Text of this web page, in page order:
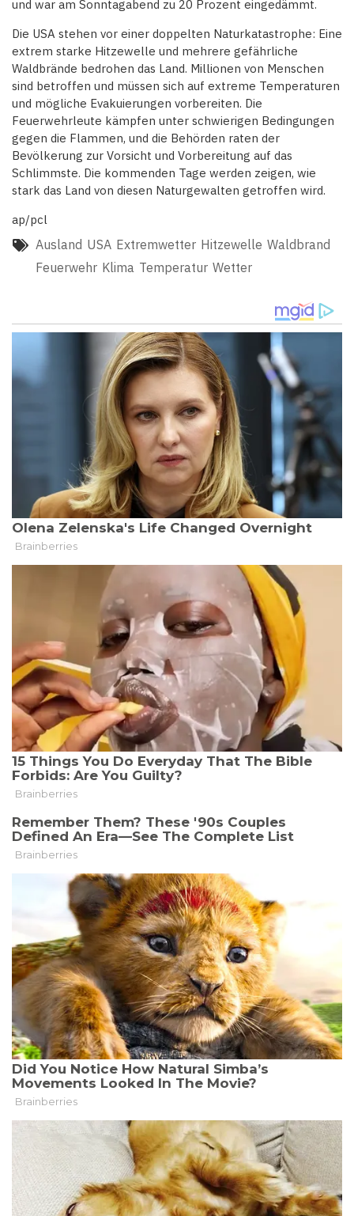
und war am Sonntagabend zu 20 Prozent eingedämmt.
Die USA stehen vor einer doppelten Naturkatastrophe: Eine
extrem starke Hitzewelle und mehrere gefährliche
Waldbrände bedrohen das Land. Millionen von Menschen
sind betroffen und müssen sich auf extreme Temperaturen
und mögliche Evakuierungen vorbereiten. Die
Feuerwehrleute kämpfen unter schwierigen Bedingungen
gegen die Flammen, und die Behörden raten der
Bevölkerung zur Vorsicht und Vorbereitung auf das
Schlimmste. Die kommenden Tage werden zeigen, wie
stark das Land von diesen Naturgewalten getroffen wird.
ap/pcl
Ausland USA Extremwetter Hitzewelle Waldbrand
Feuerwehr Klima Temperatur Wetter